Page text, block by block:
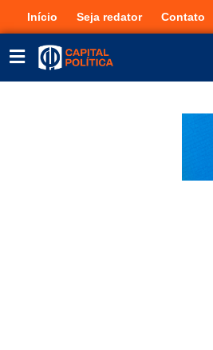
Início Seja redator Contato